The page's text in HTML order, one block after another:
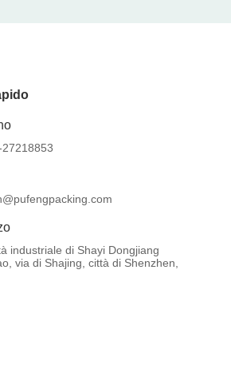
industriale di Shayi Dongjiang
via di Shajing, città di Shenzhen,